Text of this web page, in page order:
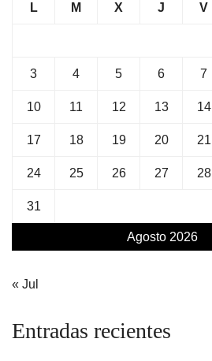
Agosto 2026
L M X J V
3 4 5 6 7
10 11 12 13 14
17 18 19 20 21
24 25 26 27 28
31
« Jul
Entradas recientes